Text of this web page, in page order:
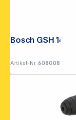
Artikel-Nr.:608008